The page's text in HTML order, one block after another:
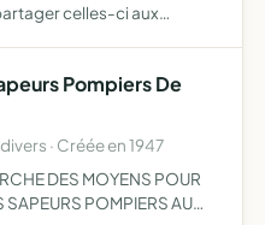
celles-ci aux
Pompiers De
· Créée en 1947
DES MOYENS POUR
SAPEURS POMPIERS AU